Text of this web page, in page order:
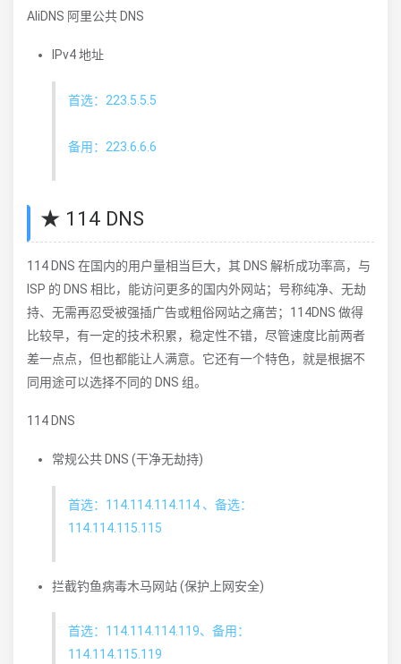
AliDNS 阿里公共 DNS
IPv4 地址
首选：223.5.5.5
备用：223.6.6.6
★ 114 DNS
114 DNS 在国内的用户量相当巨大，其 DNS 解析成功率高，与
ISP 的 DNS 相比，能访问更多的国内外网站；号称纯净、无劫
持、无需再忍受被强插广告或粗俗网站之痛苦；114DNS 做得
比较早，有一定的技术积累，稳定性不错，尽管速度比前两者
差一点点，但也都能让人满意。它还有一个特色，就是根据不
同用途可以选择不同的 DNS 组。
114 DNS
常规公共 DNS (干净无劫持)
首选：114.114.114.114 、备选：
114.114.115.115
拦截钓鱼病毒木马网站 (保护上网安全)
首选：114.114.114.119、备用：
114.114.115.119